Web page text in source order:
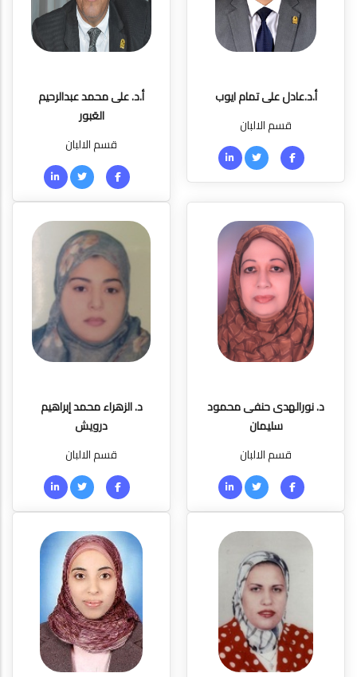
أ.د.عادل على تمام ايوب
قسم الالبان
أ.د. على محمد عبدالرحيم
العَبور
قسم الالبان
د. نورالهدى حنفى محمود
سليمان
قسم الالبان
د. الزهراء محمد إبراهيم
درويش
قسم الالبان